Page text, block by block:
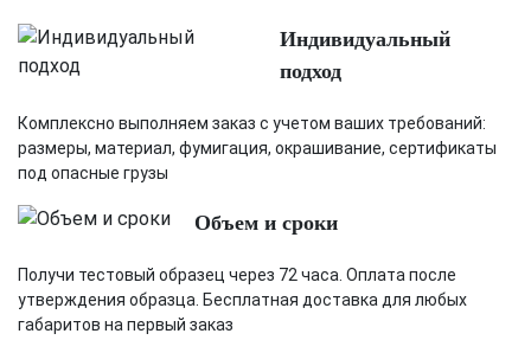
Индивидуальный
подход
Комплексно выполняем заказ с учетом ваших требований:
размеры, материал, фумигация, окрашивание, сертификаты
под опасные грузы
Объем и сроки
Получи тестовый образец через 72 часа. Оплата после
утверждения образца. Бесплатная доставка для любых
габаритов на первый заказ